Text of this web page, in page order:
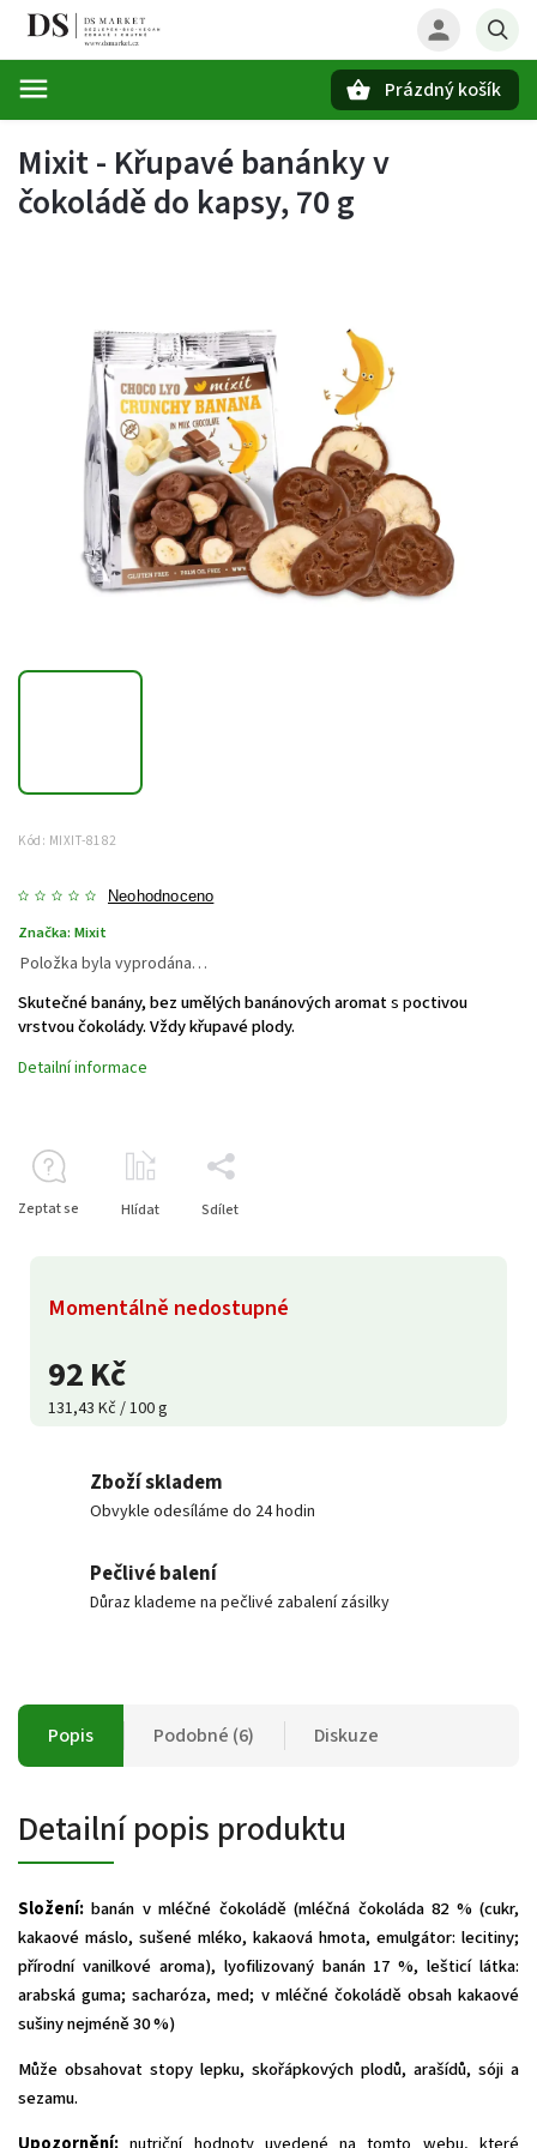
Prázdný košík
Mixit - Křupavé banánky v
čokoládě do kapsy, 70 g
Kód: MIXIT-8182
Neohodnoceno
Značka: Mixit
92 Kč
131,43 Kč / 100 g
Momentálně nedostupné
Položka byla vyprodána…
Skutečné banány, bez umělých banánových aromats poctivou
vrstvou čokolády.Vždy křupavé plody.
Detailní informace
Zeptat se Hlídat Sdílet
Zboží skladem
Obvykle odesíláme do 24 hodin
Pečlivé balení
Důraz klademe na pečlivé zabalení zásilky
Popis Podobné (6) Diskuze
Detailní popis produktu
Složení: banán v mléčné čokoládě (mléčná čokoláda 82 % (cukr,
kakaové máslo, sušené mléko, kakaová hmota, emulgátor: lecitiny;
přírodní vanilkové aroma), lyofilizovaný banán 17 %, lešticí látka:
arabská guma; sacharóza, med; v mléčné čokoládě obsah kakaové
sušiny nejméně 30 %)
Může obsahovat stopy lepku, skořápkových plodů, arašídů, sóji a
sezamu.